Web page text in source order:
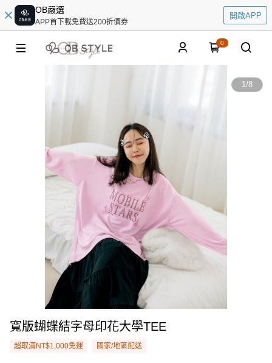
OB嚴選
APP首下載免費送200折價券
開啟APP
0
1/8
寬版蝴蝶結字母印花大學TEE
超取滿NT$1,000免運 國家/地區配送